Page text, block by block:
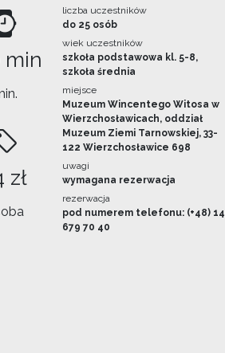
min
zł
liczba uczestników
do 25 osób
wiek uczestników
szkoła podstawowa kl. 5-8,
szkoła średnia
miejsce
Muzeum Wincentego Witosa w
Wierzchosławicach, oddział
Muzeum Ziemi Tarnowskiej, 33-
122 Wierzchosławice 698
uwagi
wymagana rezerwacja
rezerwacja
pod numerem telefonu: (+48) 14
679 70 40